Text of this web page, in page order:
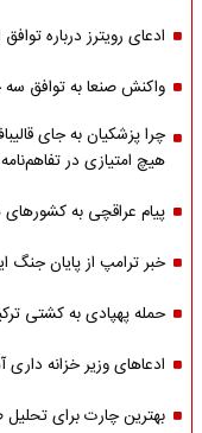
ادعای رویترز درباره
واکنش صنعا به توافق سه
چرا پزشکیان به جای
هیچ امتیازی در
پیام عراقچی به
خبر ترامپ از پایان جنگ
حمله پهپادی به کشتی
ادعاهای وزیر خزانه داری
بهترین چارت برای تحلیل